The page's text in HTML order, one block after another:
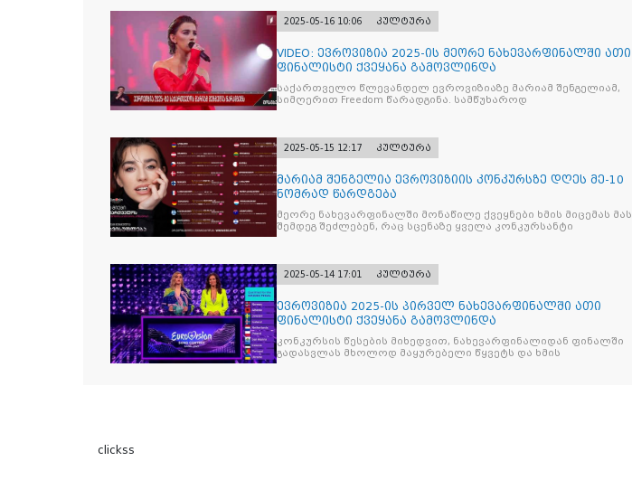
2025-05-16 10:06 კულტურა
VIDEO: ევროვიზია 2025-ის მეორე ნახევარფინალში ათი
ფინალისტი ქვეყანა გამოვლინდა
საქართველო წლევანდელ ევროვიზიაზე მარიამ შენგელიამ,
სიმღერით Freedom წარადგინა. სამწუხაროდ
2025-05-15 12:17 კულტურა
მარიამ შენგელია ევროვიზიის კონკურსზე დღეს მე-10
ნომრად წარდგება
მეორე ნახევარფინალში მონაწილე ქვეყნები ხმის მიცემას მას
შემდეგ შეძლებენ, რაც სცენაზე ყველა კონკურსანტი
2025-05-14 17:01 კულტურა
ევროვიზია 2025-ის პირველ ნახევარფინალში ათი
ფინალისტი ქვეყანა გამოვლინდა
კონკურსის წესების მიხედვით, ნახევარფინალიდან ფინალში
გადასვლას მხოლოდ მაყურებელი წყვეტს და ხმის
clickss